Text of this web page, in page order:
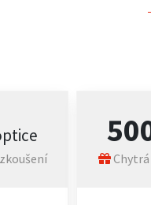
Chytrá